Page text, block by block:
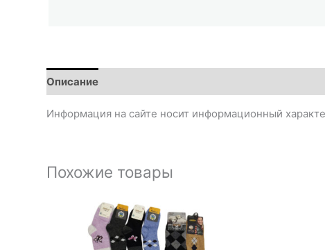
Описание
Информация на сайте носит информационный
Похожие товары
цен:
60₽
130₽